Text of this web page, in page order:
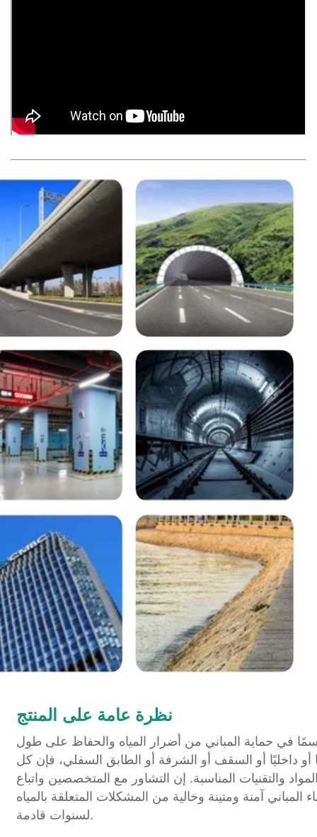
نظرة عامة على المنتج
في حماية المباني من أضرار المياه والحفاظ على طول
داخليًا أو السقف أو الشرفة أو الطابق السفلي، فإن كل
والتقنيات المناسبة. إن التشاور مع المتخصصين واتباع
آمنة ومتينة وخالية من المشكلات المتعلقة بالمياه
لسنوات قادمة.